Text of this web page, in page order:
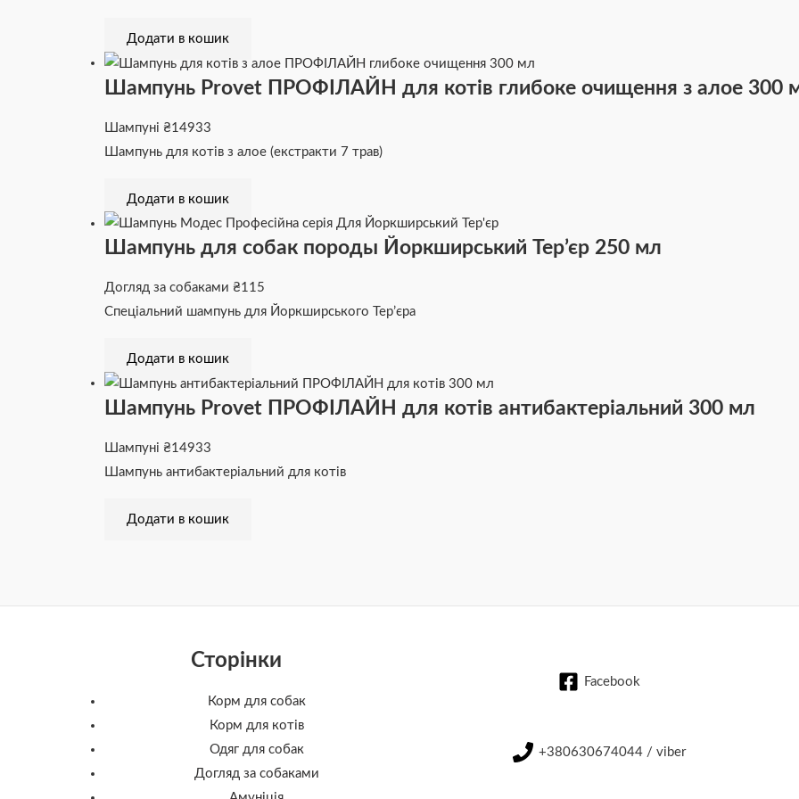
Додати в кошик
Шампунь Provet ПРОФІЛАЙН для котів глибоке очищення з алое 300
Шампуні ₴14933
Шампунь для котів з алое (екстракти 7 трав)
Додати в кошик
Шампунь для собак породы Йоркширський Тер’єр 250 мл
Догляд за собаками ₴115
Спеціальний шампунь для Йоркширського Тер’єра
Додати в кошик
Шампунь Provet ПРОФІЛАЙН для котів антибактеріальний 300 мл
Шампуні ₴14933
Шампунь антибактеріальний для котів
Додати в кошик
Сторінки
Корм для собак
Корм для котів
Одяг для собак
Догляд за собаками
Facebook
+380630674044 / viber